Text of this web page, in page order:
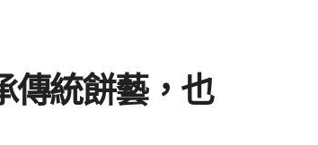
傳統餅藝，也